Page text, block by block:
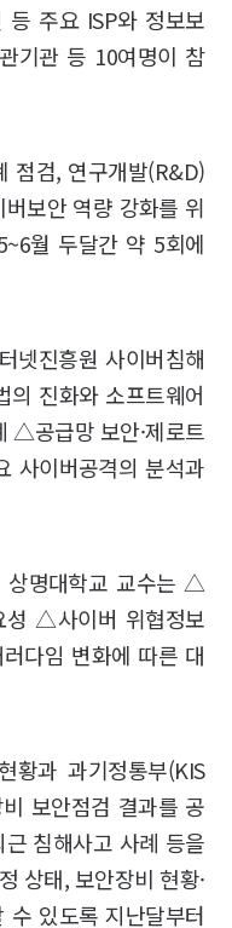
등 주요 ISP와 정보보
기관 등 10여명이 참
점검, 연구개발(R&D)
보안 역량 강화를 위
월 두달간 약 5회에
넷진흥원 사이버침해
진화와 소프트웨어
△공급망 보안·제로트
사이버공격의 분석과
상명대학교 교수는 △
성 △사이버 위협정보
다임 변화에 따른 대
황과 과기정통부(KIS
보안점검 결과를 공
침해사고 사례 등을
상태, 보안장비 현황·
있도록 지난달부터